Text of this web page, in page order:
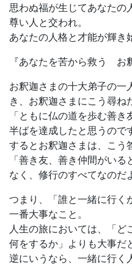
思わぬ福が生じてあなたの
尊い人と交われ。
あなたの人格と才能が輝き
『あなたを苦から救う お
お釈迦さまの十大弟子の一
き、お釈迦さまにこう尋ね
「ともに仏の道を歩む善
半ばを達成したと思うので
するとお釈迦さまは、こう
「善き友、善き仲間がい
なく、修行のすべてなのだ
つまり、「誰と一緒に行く
一番大事なこと。
人生の旅においては、「
何をするか」よりも大事だ
逆にいうなら、一緒に行く